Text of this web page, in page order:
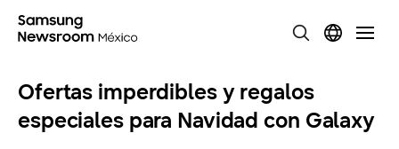
Ofertas imperdibles y regalos
especiales para Navidad con Galaxy